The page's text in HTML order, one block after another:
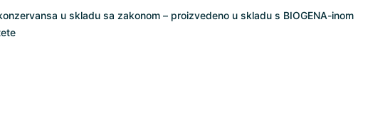
u skladu sa zakonom – proizvedeno u skladu s BIOGENA-inom